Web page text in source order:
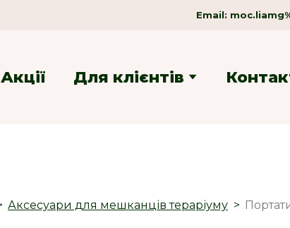
Email:
Акції Для клієнтів
Аксесуари для мешканців тераріуму